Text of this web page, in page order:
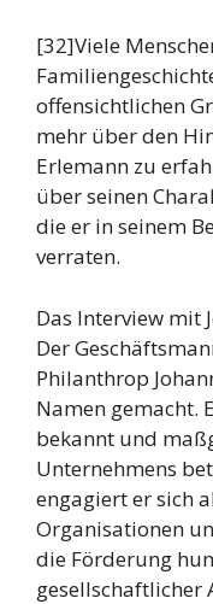
[32]Viele
offensichtlichen
mehr über den
Erlemann zu
über seinen
die er in seinem
verraten.
Das Interview mit
Der
Philanthrop
Namen gemacht.
bekannt und
Unternehmens
engagiert er sich
Organisationen
die Förderung
gesellschaftlicher